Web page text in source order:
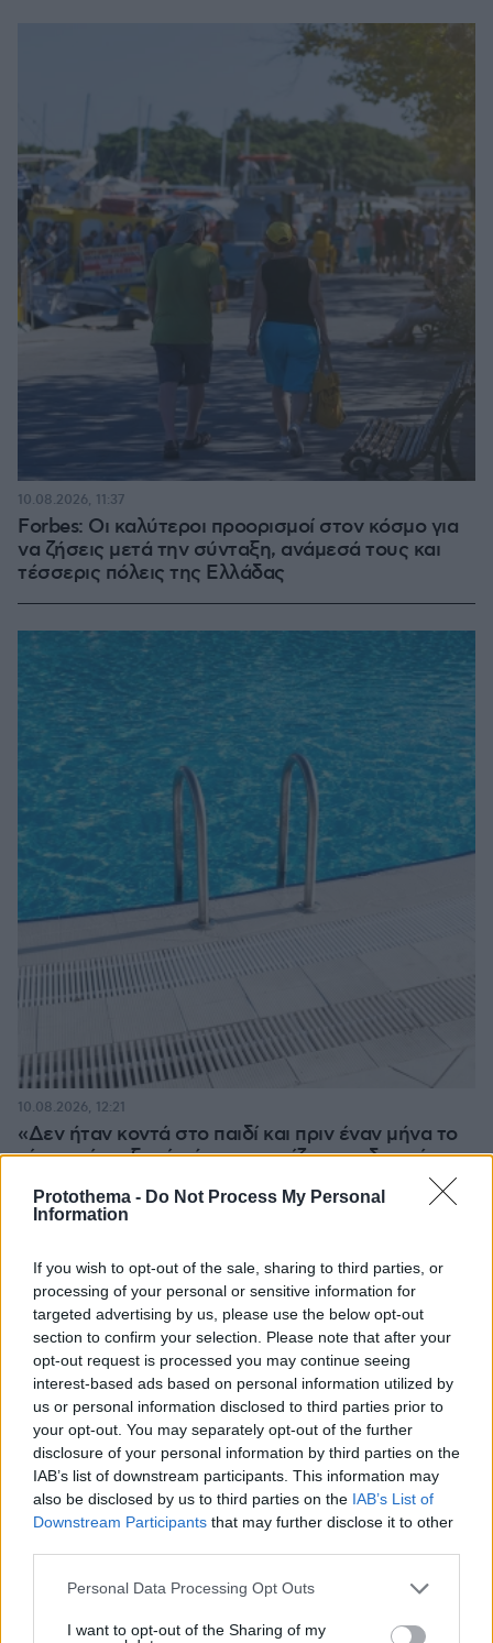
Protothema - Do Not Process My Personal
Information
If you wish to opt-out of the sale, sharing to third parties, or
processing of your personal or sensitive information for
targeted advertising by us, please use the below opt-out
section to confirm your selection. Please note that after your
opt-out request is processed you may continue seeing
interest-based ads based on personal information utilized by
us or personal information disclosed to third parties prior to
your opt-out. You may separately opt-out of the further
disclosure of your personal information by third parties on the
IAB’s list of downstream participants. This information may
also be disclosed by us to third parties on the IAB’s List of
Downstream Participants that may further disclose it to other
Please note that this website/app uses one or more Google
not limited to your visit or usage behaviour. You may click to
Personal Data Processing Opt Outs
I want to opt-out of the Sharing of my
Forbes: Οι καλύτεροι προορισμοί στον κόσμο για
να ζήσεις μετά την σύνταξη, ανάμεσά τους και
τέσσερις πόλεις της Ελλάδας
10.08.2026, 11:37
«Δεν ήταν κοντά στο παιδί και πριν έναν μήνα το
είχε αφήσει ξανά μόνο» ισχυρίζεται ο ιδιοκτήτης
του beach bar για τον πατέρα του 4χρονου στην
Πάρο
10.08.2026, 12:21
Η 24χρονη αριστούχος της Ιατρικής
Αθηνών, που διάβασε τον Ιπποκρατικό
Όρκο, μιλά για τον «άριστο γιατρό»
10.08.2026, 08:09 94
Πέθανε ο σπουδαίος διανοούμενος,
Στέλιος Ράμφος σε ηλικία 87 ετών
10.08.2026, 13:28 101